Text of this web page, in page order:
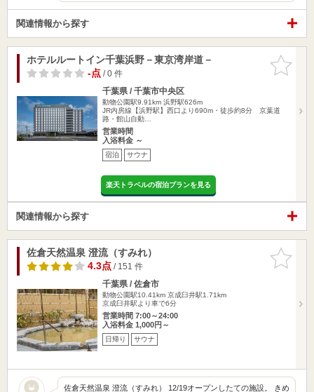
関連情報から探す
お気に入
りに追加
ホテルルートイン千葉浜野－東京湾岸道－
-点/ 0 件
千葉県 / 千葉市中央区
動物公園駅9.91km 浜野駅626m
JR内房線【浜野駅】西口より690m・徒歩約8分 京葉道
路・館山自動…
営業時間
入浴料金 ～
宿泊 サウナ
楽天トラベルの宿泊プランを見る
関連情報から探す
お気に入
りに追加
佐倉天然温泉 澄流（すみれ）
4.3点/ 151 件
千葉県 / 佐倉市
動物公園駅10.41km 京成臼井駅1.71km
京成臼井駅より車で6分
営業時間 7:00～24:00
入浴料金 1,000円～
日帰り サウナ
佐倉天然温泉 澄流（すみれ） 12/19オープンしたての施設。 きめ